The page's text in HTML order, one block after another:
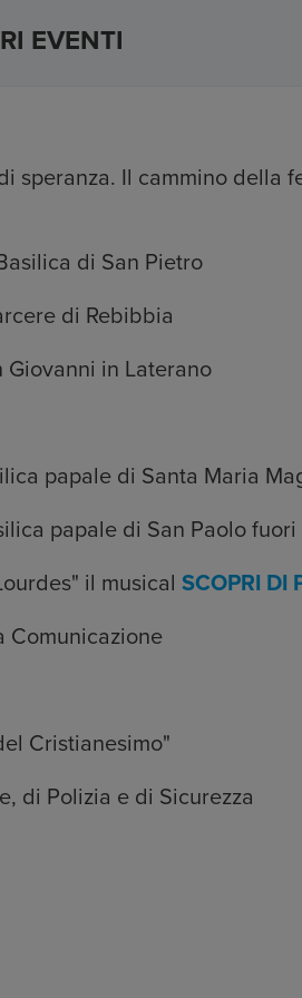
EVENTI
speranza. Il cammino della
di San Pietro
di Rebibbia
in Laterano
papale di Santa Maria
papale di San Paolo fuori
il musical SCOPRI DI
Cristianesimo"
di Polizia e di Sicurezza